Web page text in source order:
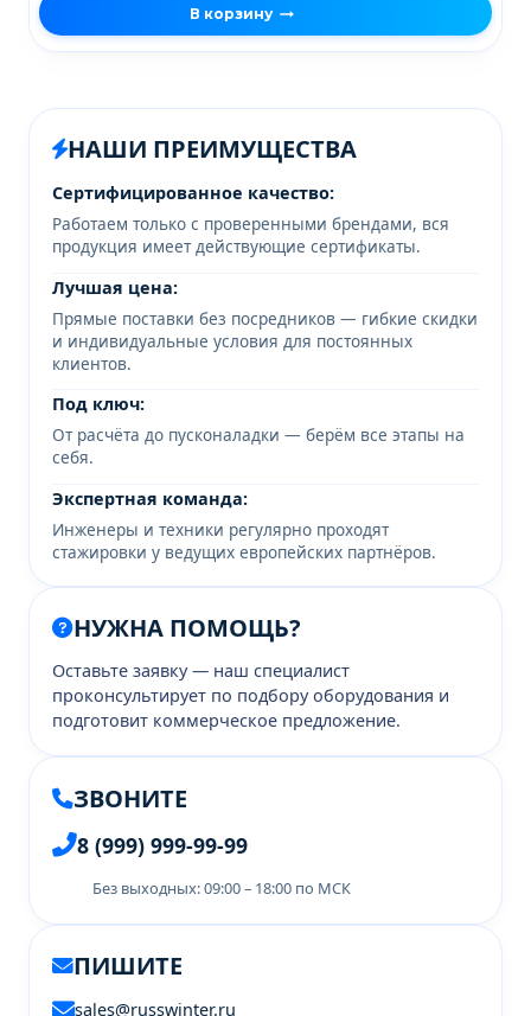
В корзину
НАШИ ПРЕИМУЩЕСТВА
Сертифицированное качество:
Работаем только с проверенными брендами, вся
продукция имеет действующие сертификаты.
Лучшая цена:
Прямые поставки без посредников — гибкие скидки
и индивидуальные условия для постоянных
клиентов.
Под ключ:
От расчёта до пусконаладки — берём все этапы на
себя.
Экспертная команда:
Инженеры и техники регулярно проходят
стажировки у ведущих европейских партнёров.
НУЖНА ПОМОЩЬ?
Оставьте заявку — наш специалист
проконсультирует по подбору оборудования и
подготовит коммерческое предложение.
ЗВОНИТЕ
8 (999) 999-99-99
Без выходных: 09:00 – 18:00 по МСК
ПИШИТЕ
sales@russwinter.ru